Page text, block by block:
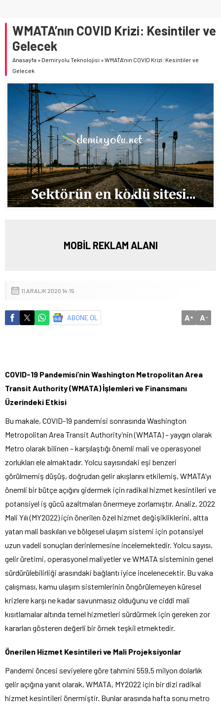
WMATA’nın COVID Krizi: Kesintiler ve
Gelecek
Anasayfa » Demiryolu Teknolojisi »WMATA’nın COVID Krizi: Kesintiler ve
Gelecek
MOBİL REKLAM ALANI
11 ARALIK 2020 14:15
ABONE OL A+ A-
COVID-19 Pandemisi’nin Washington Metropolitan Area
Transit Authority (WMATA) İşlemleri ve Finansmanı
Üzerindeki Etkisi
Bu makale, COVID-19 pandemisi sonrasında Washington
Metropolitan Area Transit Authority’nin (WMATA) – yaygın olarak
Metro olarak bilinen – karşılaştığı önemli mali ve operasyonel
zorlukları ele almaktadır. Yolcu sayısındaki eşi benzeri
görülmemiş düşüş, doğrudan gelir akışlarını etkilemiş, WMATA’yı
önemli bir bütçe açığını gidermek için radikal hizmet kesintileri ve
potansiyel iş gücü azaltmaları önermeye zorlamıştır. Analiz, 2022
Mali Yılı (MY2022) için önerilen özel hizmet değişikliklerini, altta
yatan mali baskıları ve bölgesel ulaşım sistemi için potansiyel
uzun vadeli sonuçları derinlemesine incelemektedir. Yolcu sayısı,
gelir üretimi, operasyonel maliyetler ve WMATA sisteminin genel
sürdürülebilirliği arasındaki bağlantı iyice incelenecektir. Bu vaka
çalışması, kamu ulaşım sistemlerinin öngörülemeyen küresel
krizlere karşı ne kadar savunmasız olduğunu ve ciddi mali
kısıtlamalar altında temel hizmetleri sürdürmek için gereken zor
kararları gösteren değerli bir örnek teşkil etmektedir.
Önerilen Hizmet Kesintileri ve Mali Projeksiyonlar
Pandemi öncesi seviyelere göre tahmini 559,5 milyon dolarlık
gelir açığına yanıt olarak, WMATA, MY2022 için bir dizi radikal
hizmet kesintileri önermiştir. Bunlar arasında hafta sonu metro